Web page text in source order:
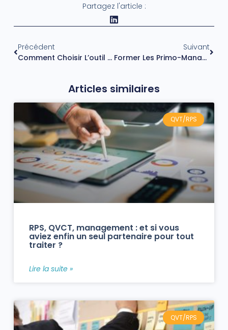
Partagez l'article :
Précédent
Comment Choisir L’outil D’audit QVCT Idéal Pour Votre Entreprise ?
Suivant
Former Les Primo-Managers : Un Enjeu Stratégique Pour Les Entreprises
Articles similaires
QVT/RPS
RPS, QVCT, management : et si vous
aviez enfin un seul partenaire pour tout
traiter ?
Lire la suite »
QVT/RPS